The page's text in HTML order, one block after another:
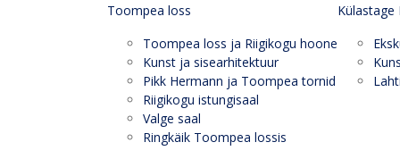
Toompea loss
Toompea loss ja Riigikogu hoone
Kunst ja sisearhitektuur
Pikk Hermann ja Toompea tornid
Riigikogu istungisaal
Valge saal
Ringkäik Toompea lossis
Külastage